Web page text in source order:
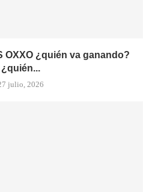
OXXO ¿quién va ganando?
¿quién...
julio, 2026